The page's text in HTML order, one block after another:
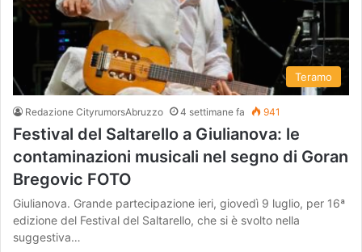
Teramo
Redazione CityrumorsAbruzzo 4 settimane fa 941
Festival del Saltarello a Giulianova: le
contaminazioni musicali nel segno di Goran
Bregovic FOTO
Giulianova. Grande partecipazione ieri, giovedì 9 luglio, per 16ª
edizione del Festival del Saltarello, che si è svolto nella
suggestiva…